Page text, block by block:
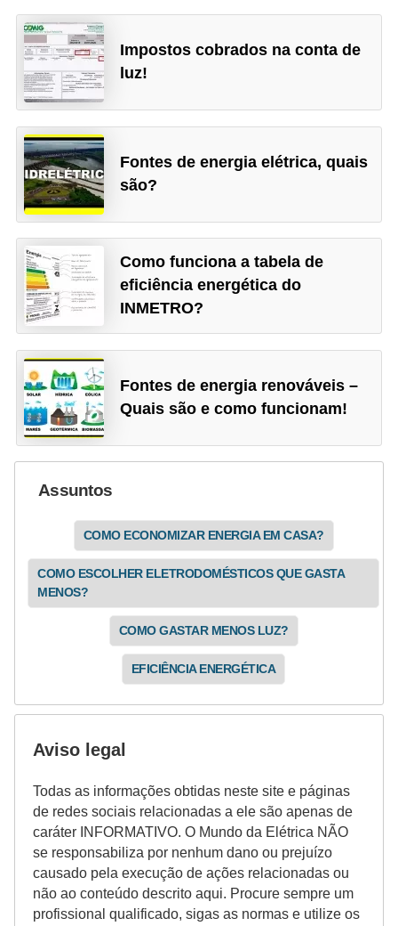
Impostos cobrados na conta de
luz!
Fontes de energia elétrica, quais
são?
Como funciona a tabela de
eficiência energética do
INMETRO?
Fontes de energia renováveis –
Quais são e como funcionam!
Assuntos
COMO ECONOMIZAR ENERGIA EM CASA?
COMO ESCOLHER ELETRODOMÉSTICOS QUE GASTA
MENOS?
COMO GASTAR MENOS LUZ?
EFICIÊNCIA ENERGÉTICA
Aviso legal
Todas as informações obtidas neste site e páginas
de redes sociais relacionadas a ele são apenas de
caráter INFORMATIVO. O Mundo da Elétrica NÃO
se responsabiliza por nenhum dano ou prejuízo
causado pela execução de ações relacionadas ou
não ao conteúdo descrito aqui. Procure sempre um
profissional qualificado, sigas as normas e utilize os
i
c
o
s
S
e
g
u
r
a
n
ç
e
m
e
l
t
i
c
i
e